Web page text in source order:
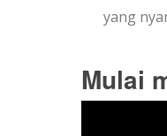
yang
Mulai